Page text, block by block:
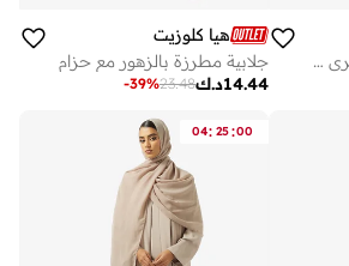
عباية مفتوحة بتطريز زهري وياقة على شكل حرف
هيا كلوزيت
جلابية مطرزة بالزهور مع حزام
د.ك14.44
23.48
-39%
04: 25:00